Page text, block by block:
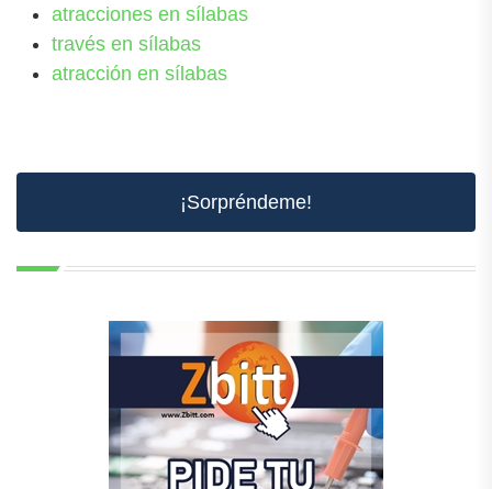
atracciones en sílabas
través en sílabas
atracción en sílabas
¡Sorpréndeme!